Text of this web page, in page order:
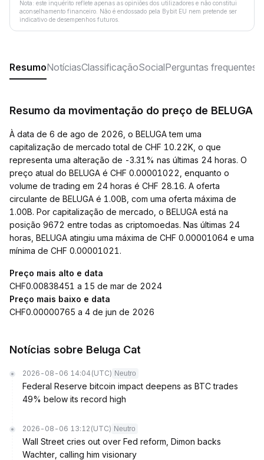
Nota: este inquérito reflete apenas as opiniões dos utilizadores e não constitui
aconselhamento financeiro. Não é endossado pela Bybit EU nem pretende ser
indicativo de desempenhos futuros.
ResumoNotíciasClassificaçãoSocialPerguntas frequentes
Resumo da movimentação do preço de BELUGA
À data de 6 de ago de 2026, o BELUGA tem uma
capitalização de mercado total de CHF 10.22K, o que
representa uma alteração de -3.31% nas últimas 24 horas. O
preço atual do BELUGA é CHF 0.00001022, enquanto o
volume de trading em 24 horas é CHF 28.16. A oferta
circulante de BELUGA é 1.00B, com uma oferta máxima de
1.00B. Por capitalização de mercado, o BELUGA está na
posição 9672 entre todas as criptomoedas. Nas últimas 24
horas, BELUGA atingiu uma máxima de CHF 0.00001064 e uma
mínima de CHF 0.00001021.
Preço mais alto e data
CHF0.00838451 a 15 de mar de 2024
Preço mais baixo e data
CHF0.00000765 a 4 de jun de 2026
Notícias sobre Beluga Cat
2026-08-06 14:04 (UTC) Neutro
Federal Reserve bitcoin impact deepens as BTC trades
49% below its record high
2026-08-06 13:12 (UTC) Neutro
Wall Street cries out over Fed reform, Dimon backs
Wachter, calling him visionary